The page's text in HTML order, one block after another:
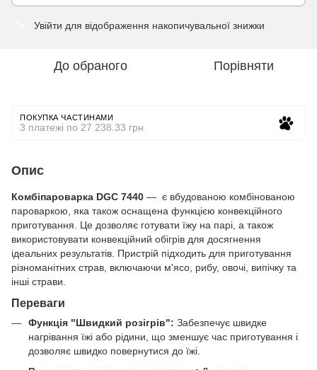
Увійти для відображення накопичувальної знижки
До обраного Порівняти
ПОКУПКА ЧАСТИНАМИ
3 платежі по 27 238.33 грн
Опис
Комбіпароварка DGC 7440 — є вбудованою комбінованою
пароваркою, яка також оснащена функцією конвекційного
приготування. Це дозволяє готувати їжу на парі, а також
використовувати конвекційний обігрів для досягнення
ідеальних результатів. Пристрій підходить для приготування
різноманітних страв, включаючи м'ясо, рибу, овочі, випічку та
інші страви.
Переваги
Функція "Швидкий розігрів": Забезпечує швидке
нагрівання їжі або рідини, що зменшує час приготування і
дозволяє швидко повернутися до їжі.